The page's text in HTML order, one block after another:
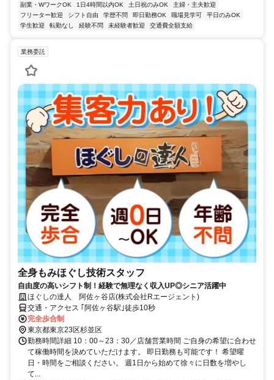
副業・WワークOK
1日4時間以内OK 土日祝のみOK
主婦・主夫歓迎
フリーター歓迎
シフト自由 学歴不問 即日勤務OK 職場見学可
平日のみOK
学生歓迎
転勤なし 経験不問 未経験者歓迎 交通費全額支給
業務委託
全身もみほぐし技術スタッフ
自由度の高いシフト制！経験で無理なく収入UP◎シニア活躍中
ほぐしの達人 阿佐ヶ谷店(株式会社Rエージェント)
交通・アクセス ｢阿佐ヶ谷駅｣徒歩10秒
完全歩合制
東京都東京23区杉並区
勤務時間詳細 10：00～23：30／店舗営業時間 ご自身の希望に合わせ
て稼働時間を決めていただけます。 即日勤務も可能です！ 希望曜
日・時間をご相談ください。 週1日から始めて徐々に日数を増やし
て...